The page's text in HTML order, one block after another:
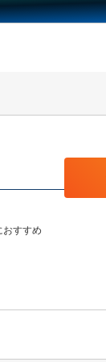
おすすめ